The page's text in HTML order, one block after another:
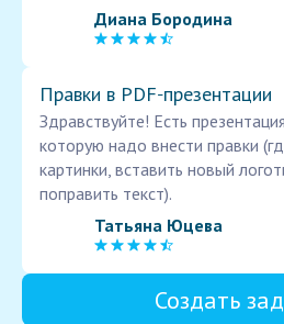
Диана Бородина
Правки в PDF‑презентации
Здравствуйте! Есть
которую надо внести правки
картинки, вставить новый
поправить текст).
Татьяна Юцева
Создать